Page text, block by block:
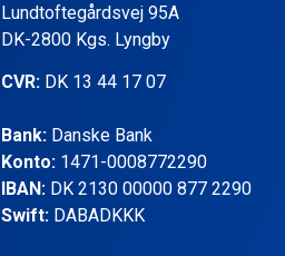
Lundtoftegårdsvej 95A
DK-2800 Kgs. Lyngby
CVR: DK 13 44 17 07
Bank: Danske Bank
Konto: 1471-0008772290
IBAN: DK 2130 00000 877 2290
Swift: DABADKKK